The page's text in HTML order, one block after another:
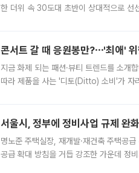
한 더위 속 30도대 초반이 상대적으로 선
콘서트 갈 때 응원봉만?⋯'최애'
지금 화제 되는 패션·뷰티 트렌드를 소개
따라 제품을 사는 '디토(Ditto) 소비'가 자
서울시, 정부에 정비사업 규제
명노준 주택실장, 재개발·재건축 주택공
공급 확대 방침을 거듭 강조한 가운데 정